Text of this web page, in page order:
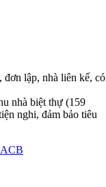
đơn lập, nhà liên kế, có
nhà biệt thự (159
nghi, đảm bảo tiêu